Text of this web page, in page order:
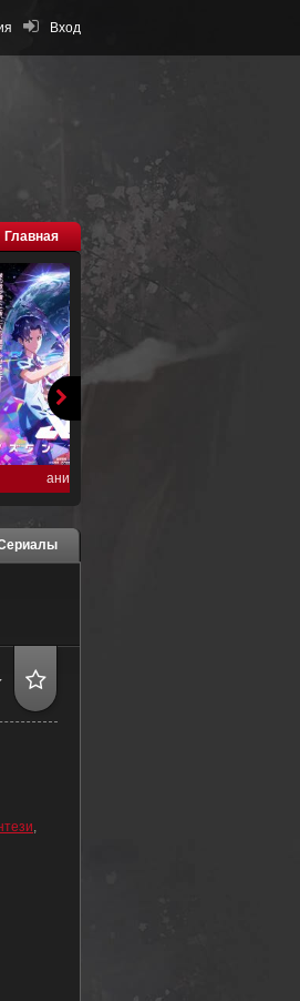
Вход
Главная
аниме
,